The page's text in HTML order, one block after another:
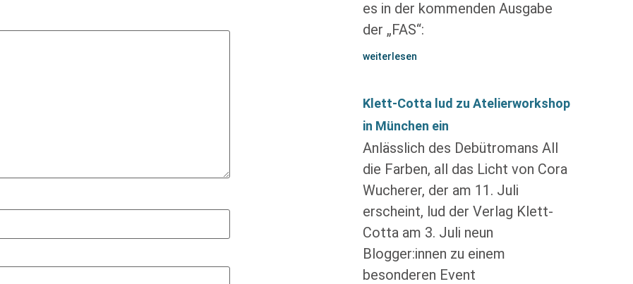
es in der kommenden Ausgabe
der „FAS“:
weiterlesen
Klett-Cotta lud zu Atelierworkshop
in München ein
Anlässlich des Debütromans All
die Farben, all das Licht von Cora
Wucherer, der am 11. Juli
erscheint, lud der Verlag Klett-
Cotta am 3. Juli neun
Blogger:innen zu einem
besonderen Event